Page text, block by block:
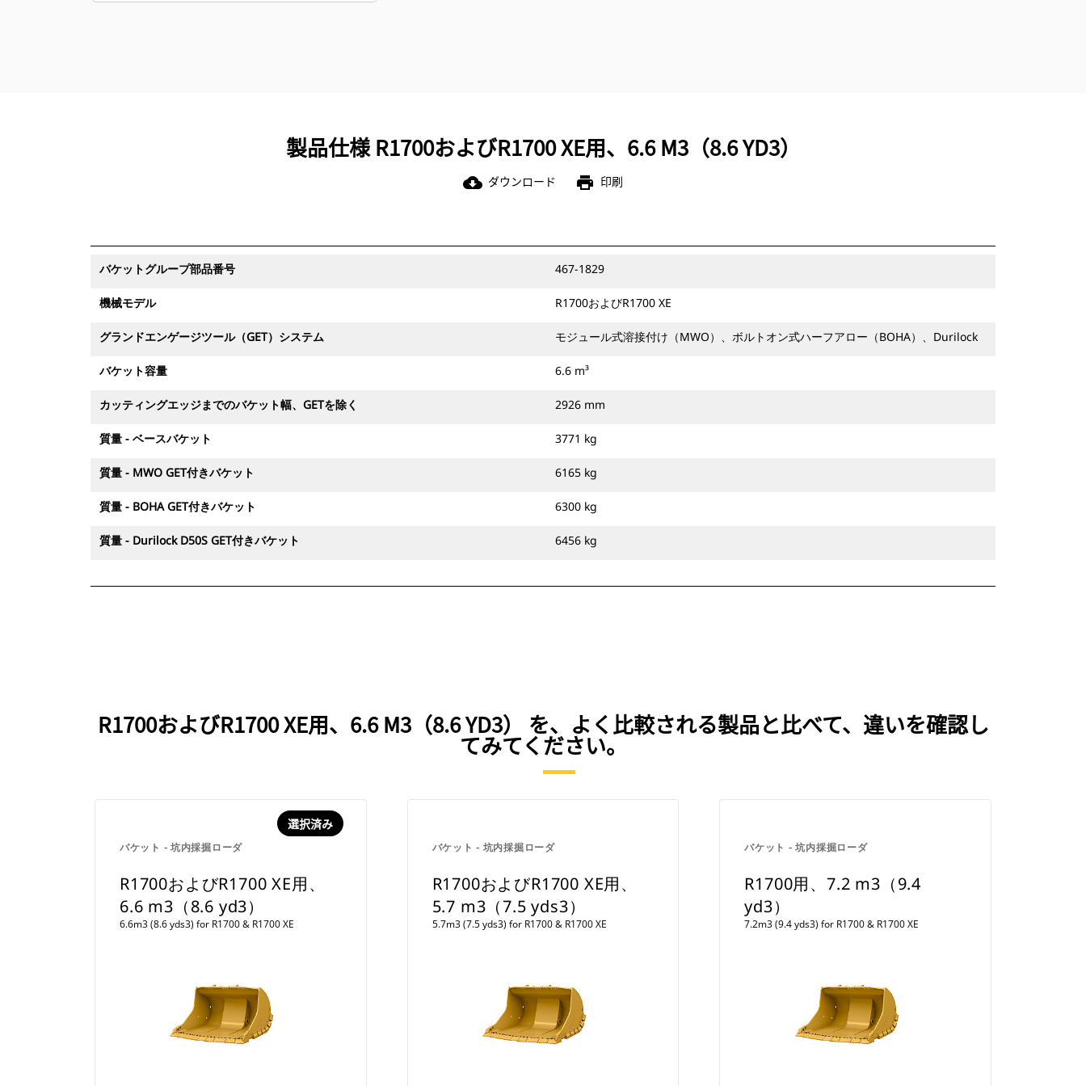
製品仕様 R1700およびR1700 XE用、6.6 M3（8.6 YD3）
cloud_download ダウンロード print 印刷
バケットグループ部品番号 467-1829
機械モデル R1700およびR1700 XE
グランドエンゲージツール（GET）システム モジュール式溶接付け（MWO）、ボルトオン式ハーフアロー（BOHA）、Durilock
バケット容量 6.6 m³
カッティングエッジまでのバケット幅、GETを除く 2926 mm
質量 - ベースバケット 3771 kg
質量 - MWO GET付きバケット 6165 kg
質量 - BOHA GET付きバケット 6300 kg
質量 - Durilock D50S GET付きバケット 6456 kg
R1700およびR1700 XE用、6.6 M3（8.6 YD3） を、よく比較される製品と比べて、違いを確認し
てみてください。
バケット - 坑内採掘ローダ
選択済み
R1700およびR1700 XE用、
6.6 m3（8.6 yd3）
6.6m3 (8.6 yds3) for R1700 & R1700 XE
バケット - 坑内採掘ローダ
R1700およびR1700 XE用、
5.7 m3（7.5 yds3）
5.7m3 (7.5 yds3) for R1700 & R1700 XE
バケット - 坑内採掘ローダ
R1700用、7.2 m3（9.4
yd3）
7.2m3 (9.4 yds3) for R1700 & R1700 XE